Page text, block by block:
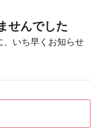
せんでした
、いち早くお知らせ